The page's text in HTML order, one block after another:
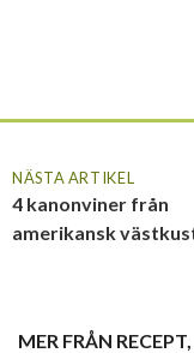
NÄSTA ARTIKEL
4 kanonviner från
amerikansk
MER FRÅN RECEPT,